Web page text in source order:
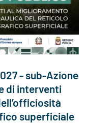
- sub-Azione
di interventi
superficiale